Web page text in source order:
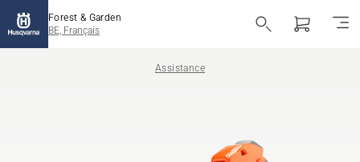
Forest & Garden
BE, Français
Assistance